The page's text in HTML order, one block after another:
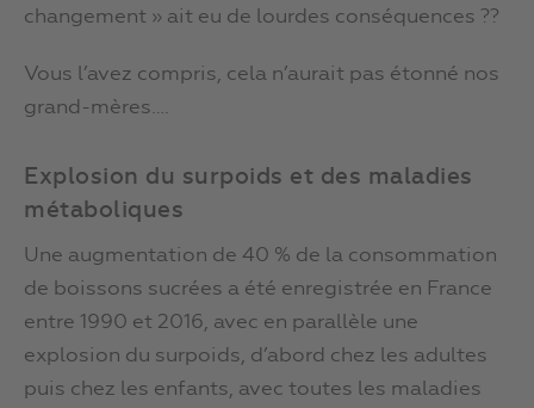
changement » ait eu de lourdes conséquences ??
Vous l’avez compris, cela n’aurait pas étonné nos
grand-mères….
Explosion du surpoids et des maladies
métaboliques
Une augmentation de 40 % de la consommation
de boissons sucrées a été enregistrée en France
entre 1990 et 2016, avec en parallèle une
explosion du surpoids, d’abord chez les adultes
puis chez les enfants, avec toutes les maladies